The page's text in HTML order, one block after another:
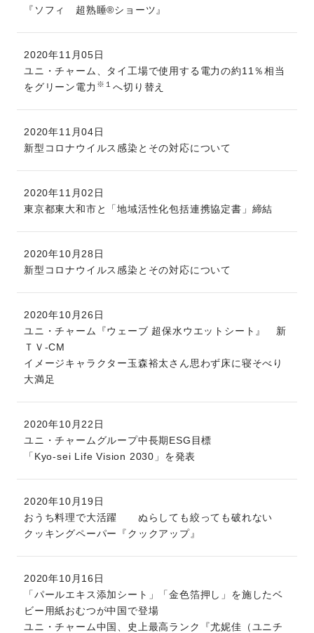
『ソフィ 超熟睡®ショーツ』
2020年11月05日
ユニ・チャーム、タイ工場で使用する電力の約11％相当
をグリーン電力 ※１ へ切り替え
2020年11月04日
新型コロナウイルス感染とその対応について
2020年11月02日
東京都東大和市と「地域活性化包括連携協定書」締結
2020年10月28日
新型コロナウイルス感染とその対応について
2020年10月26日
ユニ・チャーム『ウェーブ 超保水ウエットシート』 新
ＴＶ‐CM
イメージキャラクター玉森裕太さん思わず床に寝そべり
大満足
2020年10月22日
ユニ・チャームグループ中長期ESG目標
「Kyo-sei Life Vision 2030」を発表
2020年10月19日
おうち料理で大活躍 ぬらしても絞っても破れない
クッキングペーパー『クックアップ』
2020年10月16日
「パールエキス添加シート」「金色箔押し」を施したベ
ビー用紙おむつが中国で登場
ユニ・チャーム中国、史上最高ランク『尤妮佳（ユニチ